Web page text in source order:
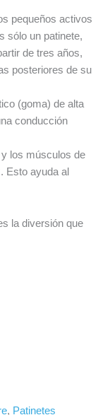
pequeños activos
sólo un patinete,
de tres años,
posteriores de su
(goma) de alta
conducción
los músculos de
Esto ayuda al
la diversión que
, Patinetes